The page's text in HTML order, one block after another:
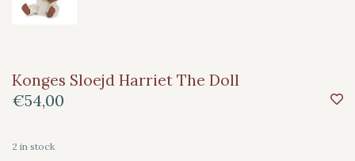
Konges Sloejd Harriet The Doll
€54,00
2 in stock